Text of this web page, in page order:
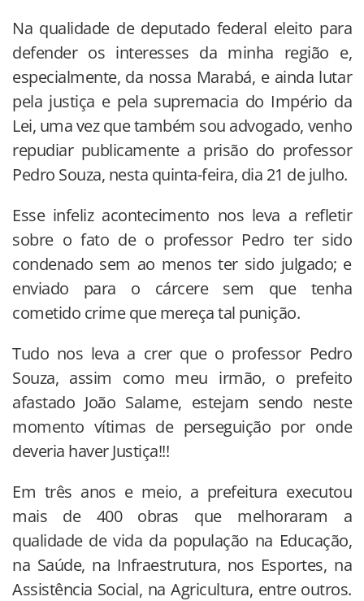
Na qualidade de deputado federal eleito para
defender os interesses da minha região e,
especialmente, da nossa Marabá, e ainda lutar
pela justiça e pela supremacia do Império da
Lei, uma vez que também sou advogado, venho
repudiar publicamente a prisão do professor
Pedro Souza, nesta quinta-feira, dia 21 de julho.
Esse infeliz acontecimento nos leva a refletir
sobre o fato de o professor Pedro ter sido
condenado sem ao menos ter sido julgado; e
enviado para o cárcere sem que tenha
cometido crime que mereça tal punição.
Tudo nos leva a crer que o professor Pedro
Souza, assim como meu irmão, o prefeito
afastado João Salame, estejam sendo neste
momento vítimas de perseguição por onde
deveria haver Justiça!!!
Em três anos e meio, a prefeitura executou
mais de 400 obras que melhoraram a
qualidade de vida da população na Educação,
na Saúde, na Infraestrutura, nos Esportes, na
Assistência Social, na Agricultura, entre outros.